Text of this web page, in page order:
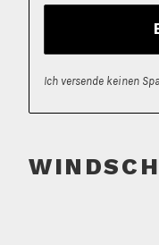
Ich versende keinen